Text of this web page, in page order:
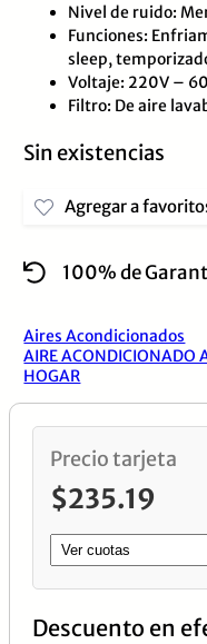
Nivel de ruido:
Funciones:
sleep,
Voltaje: 220V –
Filtro: De aire
Sin existencias
Agregar a
100% de
Aires Acondicionados
AIRE ACONDICIONADO
HOGAR
Precio tarjeta
$235.19
Descuento en